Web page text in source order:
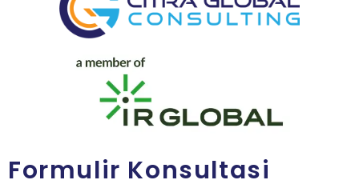
Formulir Konsultasi